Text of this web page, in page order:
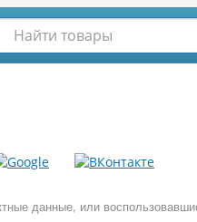
данные, или